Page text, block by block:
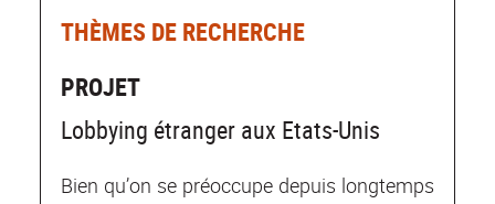
THÈMES DE RECHERCHE
PROJET
Lobbying étranger aux Etats-Unis
Bien qu’on se préoccupe depuis longtemps